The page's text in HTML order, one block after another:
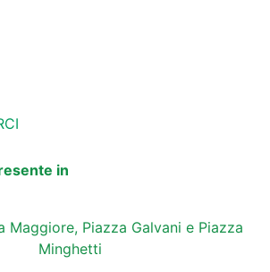
in
Maggiore, Piazza Galvani e Piazza
Minghetti